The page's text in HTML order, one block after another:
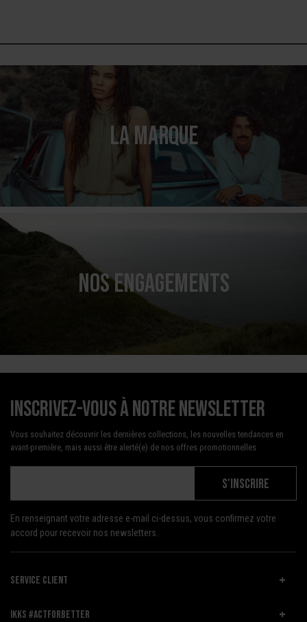
LA MARQUE
NOS ENGAGEMENTS
Inscrivez-vous à notre newsletter
Vous souhaitez découvrir les dernières collections, les nouvelles tendances en
avant-première, mais aussi être alerté(e) de nos offres promotionnelles
S'INSCRIRE
En renseignant votre adresse e-mail ci-dessus, vous confirmez votre
accord pour recevoir nos newsletters.
SERVICE CLIENT
IKKS #ACTFORBETTER